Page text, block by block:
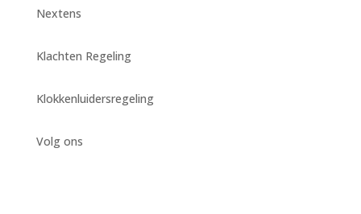
Nextens
Klachten Regeling
Klokkenluidersregeling
Volg ons